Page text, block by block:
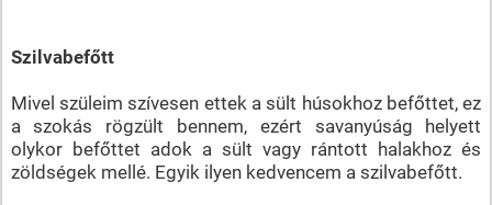
Szilvabefőtt
Mivel szüleim szívesen ettek a sült húsokhoz befőttet, ez
a szokás rögzült bennem, ezért savanyúság helyett
olykor befőttet adok a sült vagy rántott halakhoz és
zöldségek mellé. Egyik ilyen kedvencem a szilvabefőtt.